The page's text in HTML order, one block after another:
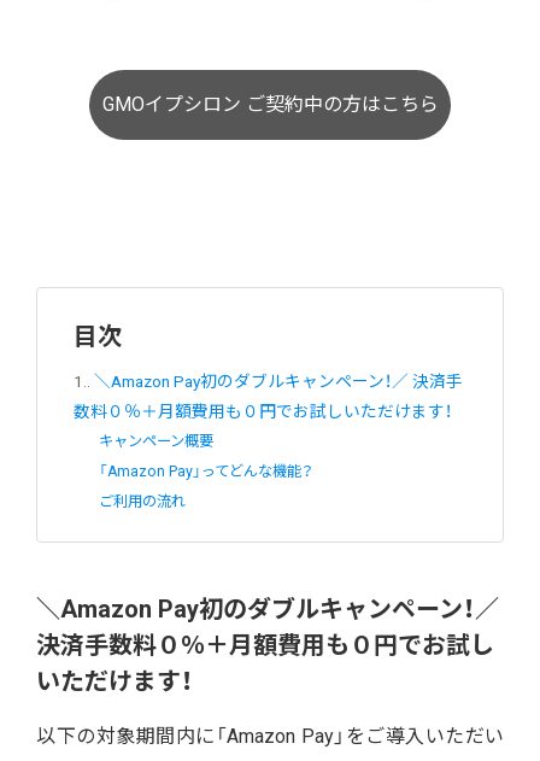
GMOイプシロン ご契約中の方はこちら
目次
1.
＼Amazon Pay初のダブルキャンペーン！／ 決済手
数料０％＋月額費用も０円でお試しいただけます！
キャンペーン概要
「Amazon Pay」ってどんな機能？
ご利用の流れ
＼Amazon Pay初のダブルキャンペーン！／
決済手数料０％＋月額費用も０円でお試し
いただけます！
以下の対象期間内に「Amazon Pay」をご導入いただい